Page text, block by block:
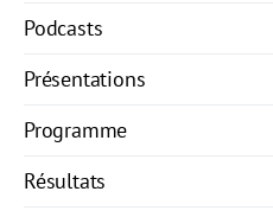
Podcasts
Présentations
Programme
Résultats